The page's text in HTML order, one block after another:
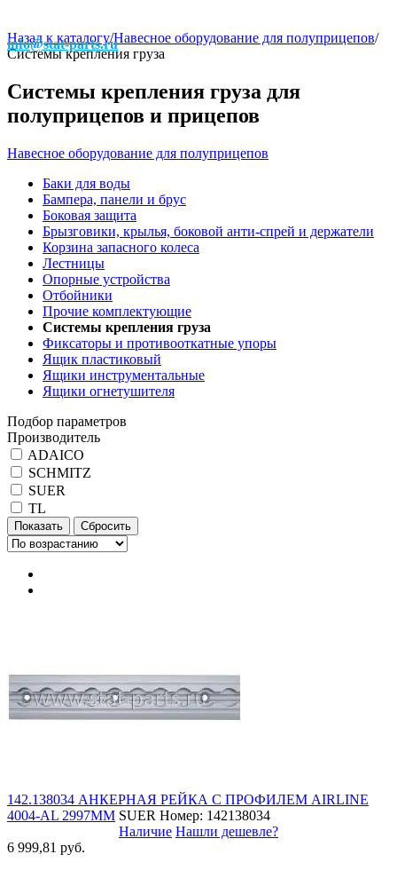
info@stat-parts.ru
Назад к каталогу/Навесное оборудование для полуприцепов/
Системы крепления груза
Системы крепления груза для
полуприцепов и прицепов
Навесное оборудование для полуприцепов
Баки для воды
Бампера, панели и брус
Боковая защита
Брызговики, крылья, боковой анти-спрей и держатели
Корзина запасного колеса
Лестницы
Опорные устройства
Отбойники
Прочие комплектующие
Системы крепления груза
Фиксаторы и противооткатные упоры
Ящик пластиковый
Ящики инструментальные
Ящики огнетушителя
Подбор параметров
Производитель
ADAICO
SСHMITZ
SUER
TL
142.138034 АНКЕРНАЯ РЕЙКА С ПРОФИЛЕМ AIRLINE
4004-AL 2997MM SUER Номер: 142138034
Наличие Нашли дешевле?
6 999,81 руб.